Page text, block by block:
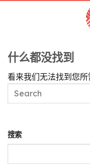
什么都没找到
看来我们无法找到您所
搜索